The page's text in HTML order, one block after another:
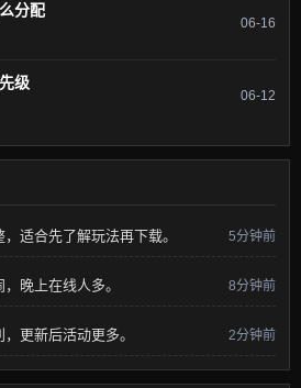
分配
06-16
级
06-12
适合先了解玩法再下载。 5分钟前
晚上在线人多。 8分钟前
更新后活动更多。 2分钟前